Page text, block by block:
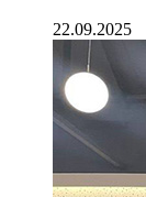
22.09.2025